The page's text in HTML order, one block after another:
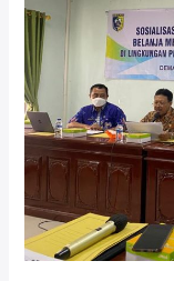
Elektronik